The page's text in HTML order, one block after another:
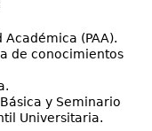
(PAA).
de conocimientos
y Seminario
Universitaria.